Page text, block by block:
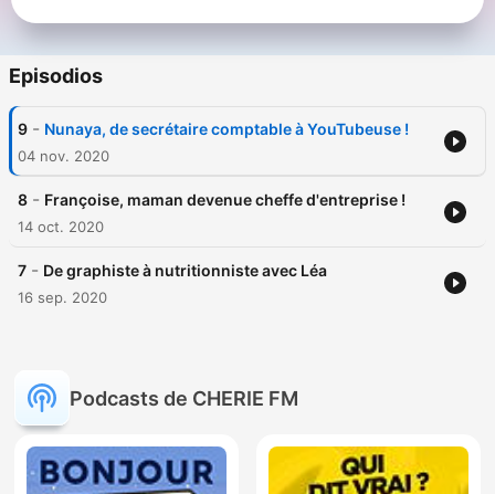
Episodios
9 - Nunaya, de secrétaire comptable à YouTubeuse !
04 nov. 2020
8 - Françoise, maman devenue cheffe d'entreprise !
14 oct. 2020
7 - De graphiste à nutritionniste avec Léa
16 sep. 2020
Podcasts de CHERIE FM